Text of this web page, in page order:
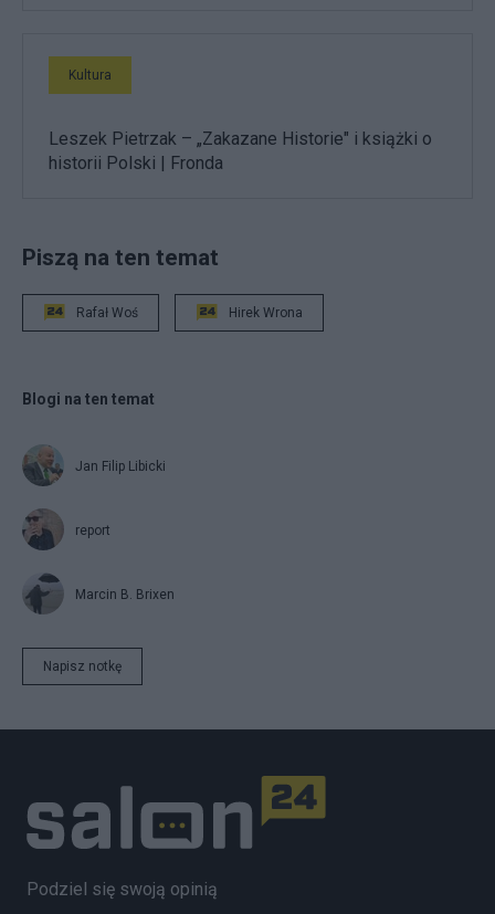
Kultura
Leszek Pietrzak – „Zakazane Historie" i książki o
historii Polski | Fronda
Piszą na ten temat
Rafał Woś Hirek Wrona
Blogi na ten temat
Jan Filip Libicki
report
Marcin B. Brixen
Napisz notkę
Podziel się swoją opinią